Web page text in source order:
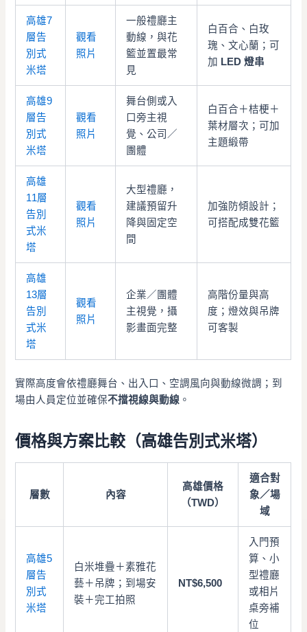
高雄7
層告
別式
米塔
觀看
照片
一般禮廳主
動線，與花
籃並置最常
見
白百合、白玫
瑰、文心蘭；可
加 LED 燈串
高雄9
層告
別式
米塔
觀看
照片
舞台側或入
口旁主視
覺、公司／
團體
白百合＋桔梗＋
葉材層次；可加
主題緞帶
高雄
11層
告別
式米
塔
觀看
照片
大型禮廳，
建議預留升
降與固定空
間
加強防傾設計；
可搭配成雙花籃
高雄
13層
告別
式米
塔
觀看
照片
企業／團體
主視覺，攝
影畫面完整
高階份量與高
度；燈效與吊牌
可客製
實際高度會依禮廳舞台、出入口、空調風向與動線微調；到
場由人員定位並確保不擋視線與動線 。
價格與方案比較（高雄告別式米塔）
層數 內容
高雄價格
（TWD）
適合對
象／場
域
高雄5
層告
別式
米塔
白米堆疊＋素雅花
藝＋吊牌；到場安
裝＋完工拍照
NT$6,500
入門預
算、小
型禮廳
或相片
桌旁補
位